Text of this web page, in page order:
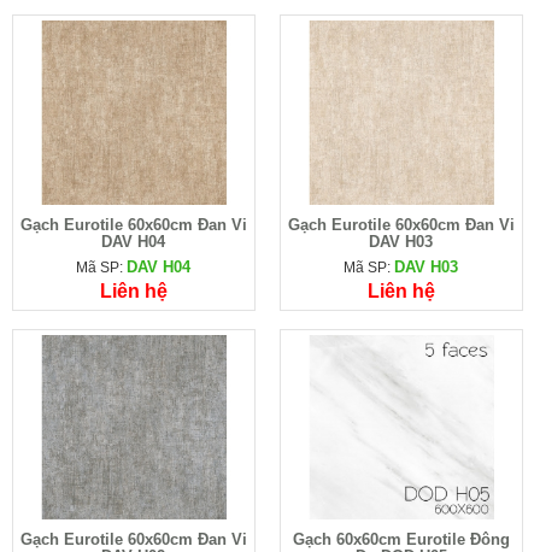
Gạch Eurotile 60x60cm Đan Vi
DAV H04
Mã SP: DAV H04
Liên hệ
Gạch Eurotile 60x60cm Đan Vi
DAV H03
Mã SP: DAV H03
Liên hệ
Gạch Eurotile 60x60cm Đan Vi
Gạch 60x60cm Eurotile Đông